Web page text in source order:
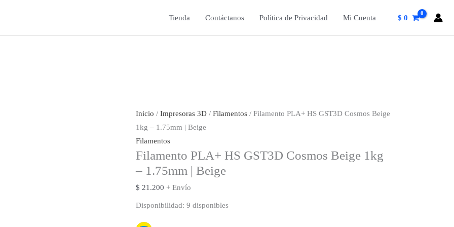
Tienda Contáctanos Política de Privacidad Mi Cuenta $ 0
Inicio / Impresoras 3D / Filamentos / Filamento PLA+ HS GST3D Cosmos Beige
1kg – 1.75mm | Beige
Filamentos
Filamento PLA+ HS GST3D Cosmos Beige 1kg
– 1.75mm | Beige
$ 21.200 + Envío
Disponibilidad: 9 disponibles